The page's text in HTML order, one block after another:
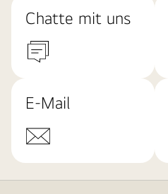
Chatte mit uns
E-Mail